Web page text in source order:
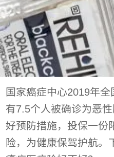
国家癌症中心2019年
有7.5个人被确诊为恶
好预防措施，投保一份
险，为健康保驾护航。